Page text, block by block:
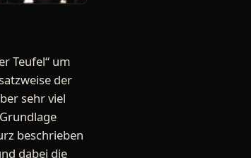
Teufel“ um
der
sehr viel
beschrieben
dabei die